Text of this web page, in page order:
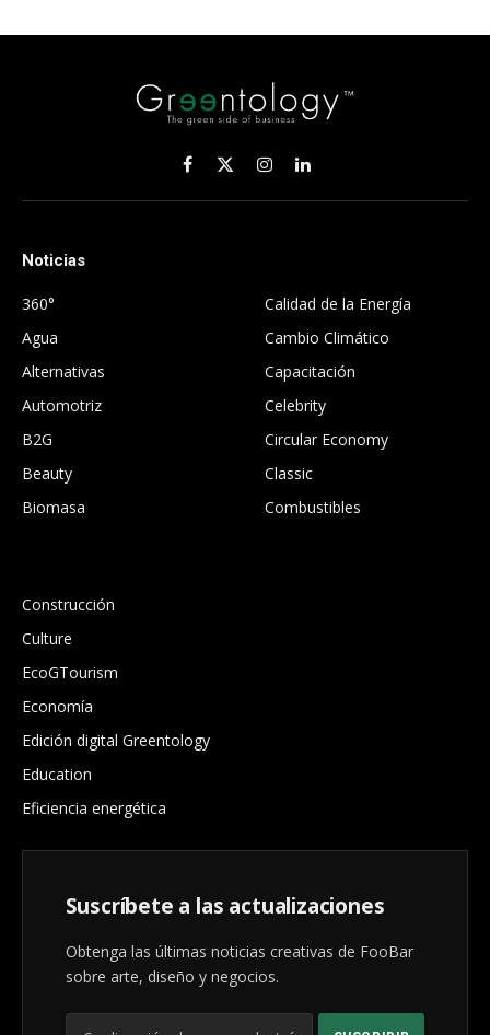
Facebook
X
(Twitter)
InstagramLinkedIn
Noticias
360°
Agua
Alternativas
Automotriz
B2G
Beauty
Biomasa
Calidad de la Energía
Cambio Climático
Capacitación
Celebrity
Circular Economy
Classic
Combustibles
Construcción
Culture
EcoGTourism
Economía
Edición digital Greentology
Education
Eficiencia energética
Suscríbete a las actualizaciones
Obtenga las últimas noticias creativas de FooBar
sobre arte, diseño y negocios.